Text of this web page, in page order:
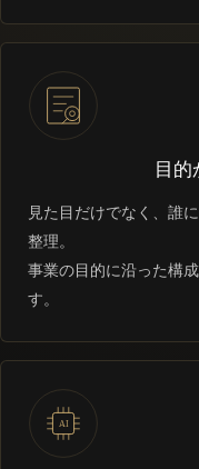
目的
見た目だけでなく、誰
整理。
事業の目的に沿った構
す。
AI